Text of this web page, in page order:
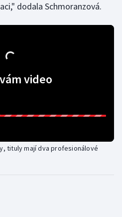
dodala Schmoranzová.
video
tituly mají dva profesionálové